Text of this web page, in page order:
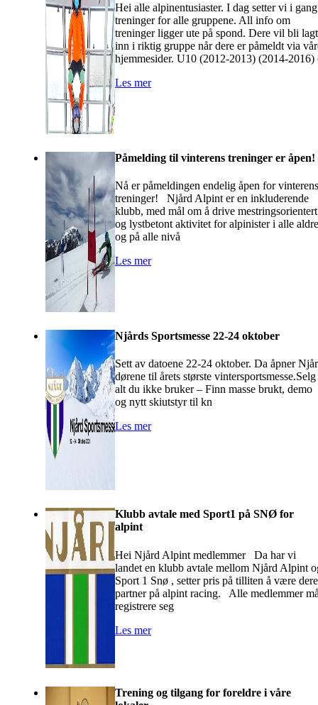
Hei alle alpinentusiaster. I dag setter vi i gang
treninger for alle gruppene. All info om
treninger ligger ute på spond. Dere vil bli lagt
inn i riktig gruppe når dere er påmeldt via
hjemmesider. U10 (2012-2013) (2014-2016)
Les mer
Påmelding til vinterens treninger er åpen!
Nå er påmeldingen endelig åpen for vinterens
treninger! Njård Alpint er en inkluderende
klubb, med mål om å drive mestringsorientert
og lystbetont aktivitet for alpinister i alle aldre
og på alle nivå
Les mer
Njårds Sportsmesse 22-24 oktober
Sett av datoene 22-24 oktober. Da åpner
dørene til årets største vintersportsmesse.Selg
alt du ikke bruker – Finn masse brukt, demo
og nytt skiutstyr til kn
Les mer
Klubb avtale med Sport1 på SNØ for
alpint
Hei Njård Alpint medlemmer Da har vi
landet en klubb avtale mellom Njård Alpint
Sport 1 Snø , setter pris på tilliten å være
partner på alpint racing. Alle medlemmer
registrere seg
Les mer
Trening og tilgang for foreldre i våre